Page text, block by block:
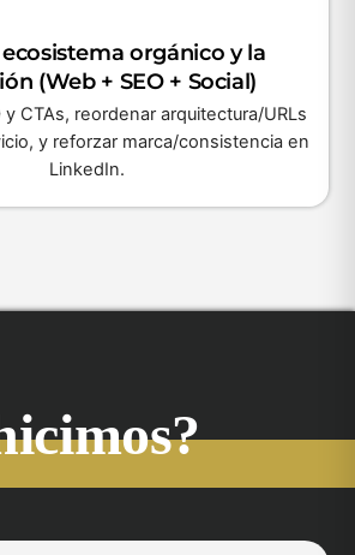
orgánico y la
(Web + SEO + Social)
y CTAs, reordenar arquitectura/URLs
y reforzar marca/consistencia en
LinkedIn.